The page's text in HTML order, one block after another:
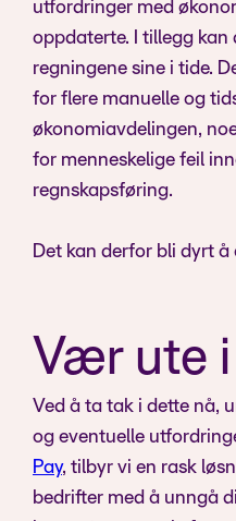
utfordringer med
oppdaterte. I tillegg kan
regningene sine i tide.
for flere manuelle og
økonomiavdelingen,
for menneskelige feil
regnskapsføring.
Det kan derfor bli dyrt å
Vær ute
Ved å ta tak i dette nå,
og eventuelle
Pay, tilbyr vi en rask
bedrifter med å unngå